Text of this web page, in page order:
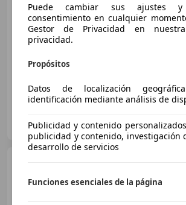
€ 7.490
Súperoferta
ES-46930 QUART DE POBLET
Puede cambiar sus ajustes
consentimiento en cualquier
Gestor de Privacidad en
privacidad.
Propósitos
Datos de localización
identificación mediante análisis de
Publicidad y contenido
publicidad y contenido, investigación
desarrollo de servicios
Funciones esenciales de la página